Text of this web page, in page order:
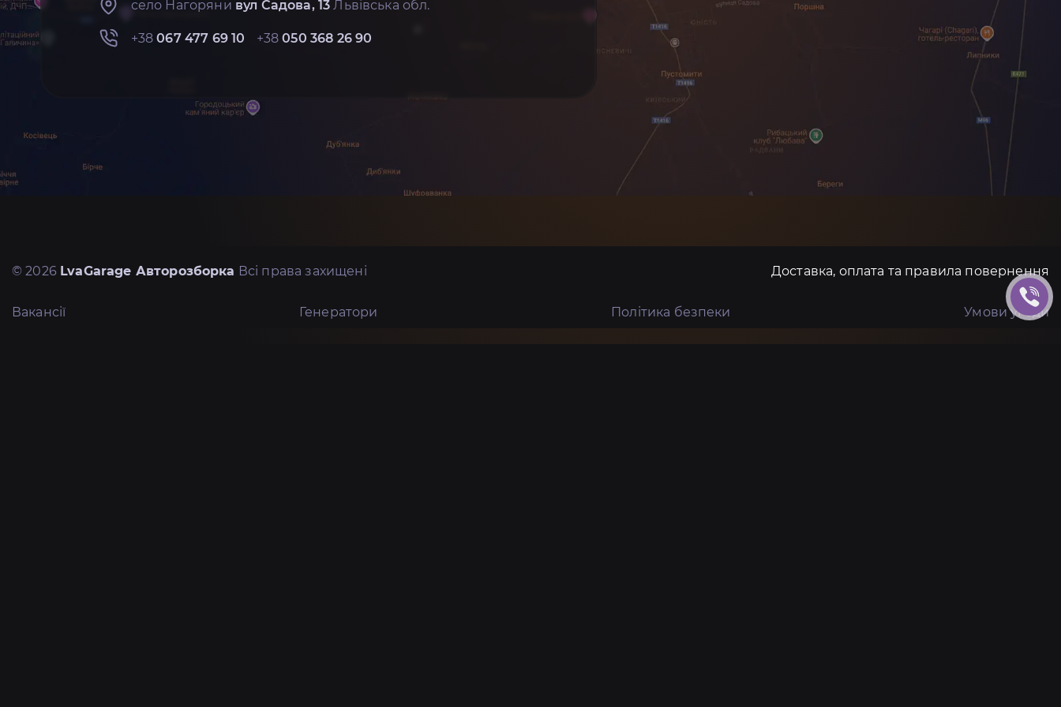
село Нагоряни вул Садова, 13 Львівська обл.
+38067 477 69 10 +38050 368 26 90
© 2026 LvaGarage Авторозборка Всі права захищені Доставка, оплата та правила повернення
Вакансії Генератори Політика безпеки Умови угоди